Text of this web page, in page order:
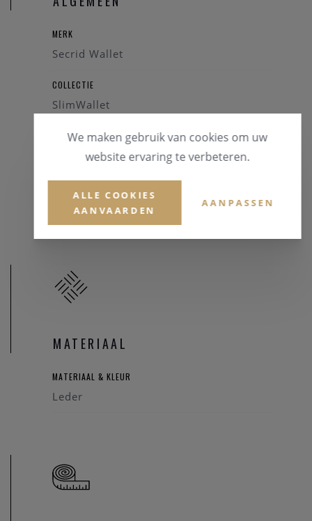
MERK
Secrid Wallet
COLLECTIE
SlimWallet
REFERENTIE
SC-KELP
2 Jaar
MATERIAAL
MATERIAAL & KLEUR
Leder
We maken gebruik van cookies om uw
website ervaring te verbeteren.
ALLE COOKIES
AANVAARDEN
AANPASSEN